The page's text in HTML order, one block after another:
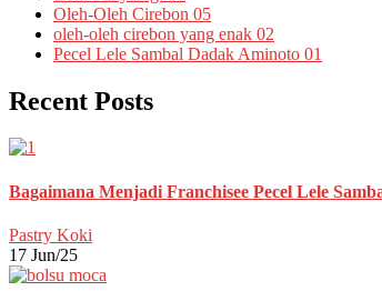
Oleh-Oleh Cirebon 05
oleh-oleh cirebon yang enak 02
Pecel Lele Sambal Dadak Aminoto 01
Recent Posts
Bagaimana Menjadi Franchisee Pecel Lele
Pastry Koki
17 Jun/25